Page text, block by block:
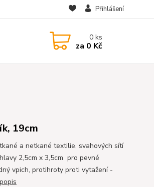
Přihlášení
0ks
za 0 Kč
19cm
a netkané textilie, svahových sítí
2,5cm x 3,5cm pro pevné
vpich, protihroty proti vytažení -